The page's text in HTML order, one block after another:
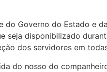
Governo do Estado e
seja disponibilizado
dos servidores em
do nosso do